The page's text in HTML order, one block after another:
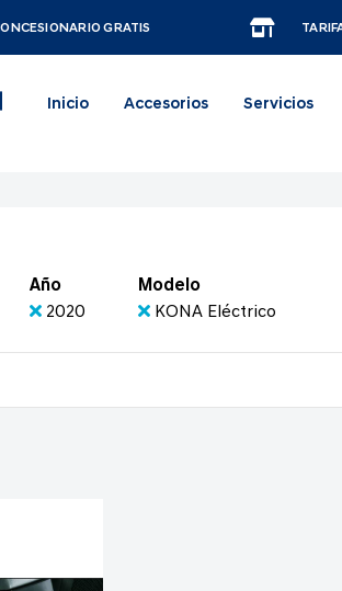
GRATIS
Inicio Accesorios Servicios
Año
2020
Modelo
KONA Eléctrico